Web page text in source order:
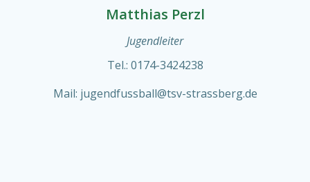
Matthias Perzl
Jugendleiter
Tel.: 0174-3424238
Mail: jugendfussball@tsv-strassberg.de